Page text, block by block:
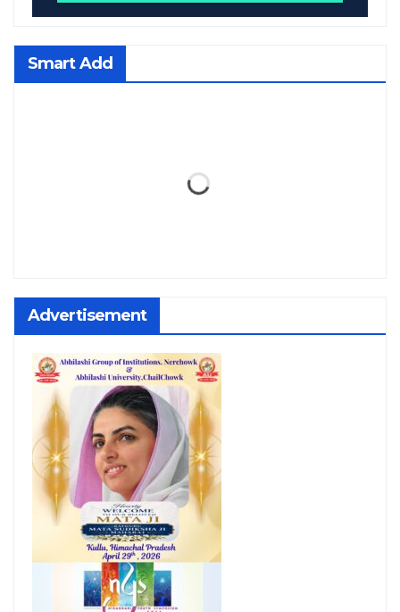
Smart Add
Advertisement